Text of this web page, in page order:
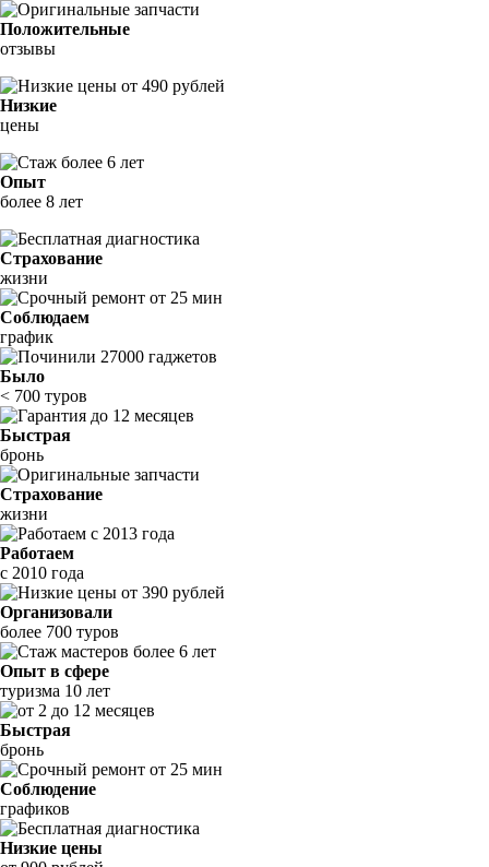
Положительные
отзывы
Низкие
цены
Опыт
более 8 лет
Страхование
жизни
Соблюдаем
график
Было
< 700 туров
Быстрая
бронь
Страхование
жизни
Работаем
с 2010 года
Организовали
более 700 туров
Опыт в сфере
туризма 10 лет
Быстрая
бронь
Соблюдение
графиков
Низкие цены